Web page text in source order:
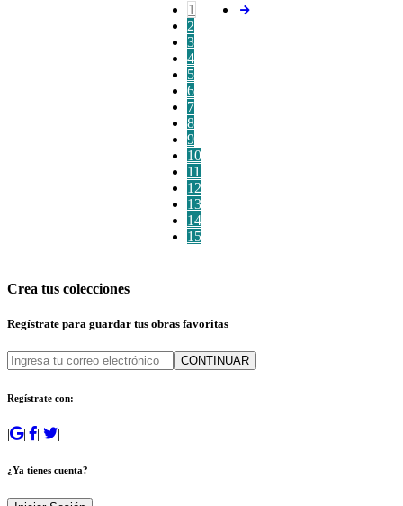
1
2
3
4
5
6
7
8
9
10
11
12
13
14
15
Crea tus colecciones
Regístrate para guardar tus obras favoritas
CONTINUAR
Regístrate con:
| | | |
¿Ya tienes cuenta?